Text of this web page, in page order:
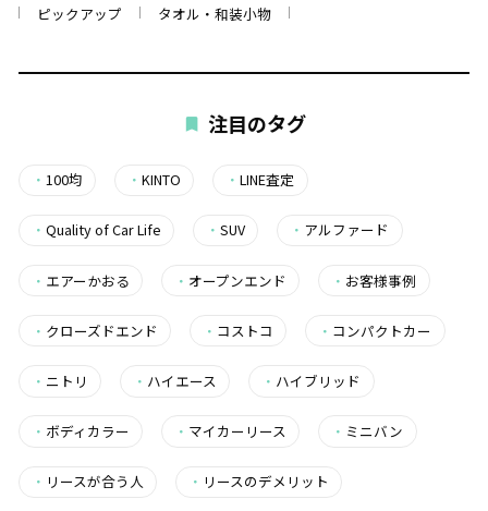
ピックアップ タオル・和装小物
注目のタグ
・ 100均 ・KINTO ・LINE査定
・ Quality of Car Life ・SUV ・ アルファード
・ エアーかおる ・ オープンエンド ・ お客様事例
・ クローズドエンド ・ コストコ ・ コンパクトカー
・ ニトリ ・ ハイエース ・ ハイブリッド
・ ボディカラー ・ マイカーリース ・ ミニバン
・ リースが合う人 ・ リースのデメリット